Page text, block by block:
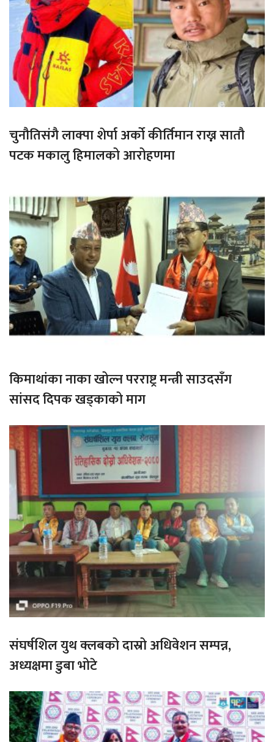
चुनौतिसंगै लाक्पा शेर्पा अर्को कीर्तिमान राख्न सातौ
पटक मकालु हिमालको आरोहणमा
किमाथांका नाका खोल्न परराष्ट्र मन्त्री साउदसँग
सांसद दिपक खड्काको माग
संघर्षशिल युथ क्लबको दास्रो अधिवेशन सम्पन्न,
अध्यक्षमा डुबा भोटे